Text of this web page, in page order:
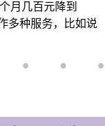
月几百元降到
多种服务，比如说